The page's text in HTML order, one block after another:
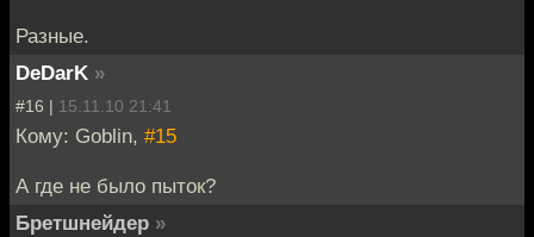
Разные.
DeDarK »
#16 | 15.11.10 21:41
Кому: Goblin, #15
А где не было пыток?
Бретшнейдер »